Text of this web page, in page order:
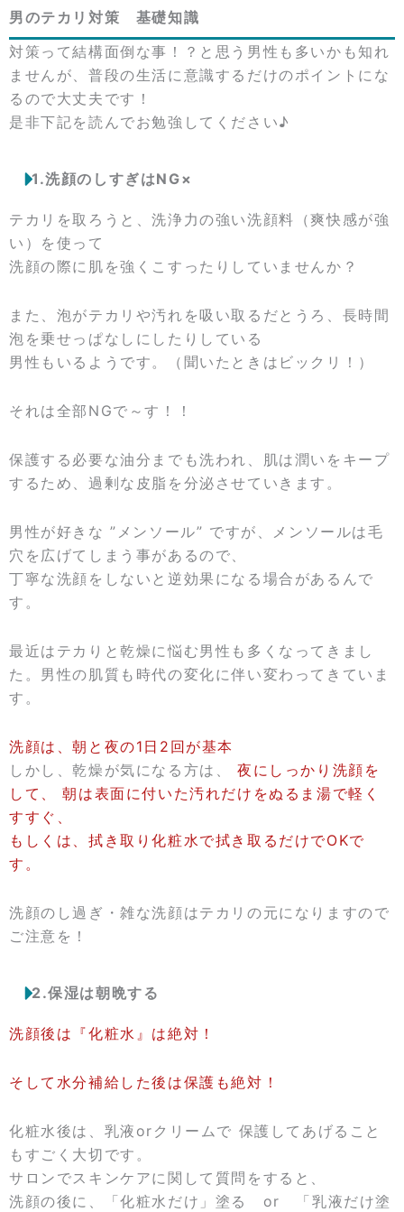
男のテカリ対策 基礎知識
対策って結構面倒な事！？と思う男性も多いかも知れ
ませんが、普段の生活に意識するだけのポイントにな
るので大丈夫です！
是非下記を読んでお勉強してください♪
1.洗顔のしすぎはNG×
テカリを取ろうと、洗浄力の強い洗顔料（爽快感が強
い）を使って
洗顔の際に肌を強くこすったりしていませんか？
また、泡がテカリや汚れを吸い取るだとうろ、長時間
泡を乗せっぱなしにしたりしている
男性もいるようです。（聞いたときはビックリ！）
それは全部NGで～す！！
保護する必要な油分までも洗われ、肌は潤いをキープ
するため、過剰な皮脂を分泌させていきます。
男性が好きな ”メンソール” ですが、メンソールは毛
穴を広げてしまう事があるので、
丁寧な洗顔をしないと逆効果になる場合があるんで
す。
最近はテカりと乾燥に悩む男性も多くなってきまし
た。男性の肌質も時代の変化に伴い変わってきていま
す。
洗顔は、朝と夜の1日2回が基本
しかし、乾燥が気になる方は、夜にしっかり洗顔を
して、 朝は表面に付いた汚れだけをぬるま湯で軽く
すすぐ、
もしくは、拭き取り化粧水で拭き取るだけでOKで
す。
洗顔のし過ぎ・雑な洗顔はテカリの元になりますので
ご注意を！
2.保湿は朝晩する
洗顔後は『化粧水』は絶対！
そして水分補給した後は保護も絶対！
化粧水後は、乳液orクリームで 保護してあげること
もすごく大切です。
サロンでスキンケアに関して質問をすると、
洗顔の後に、「化粧水だけ」塗る or 「乳液だけ塗